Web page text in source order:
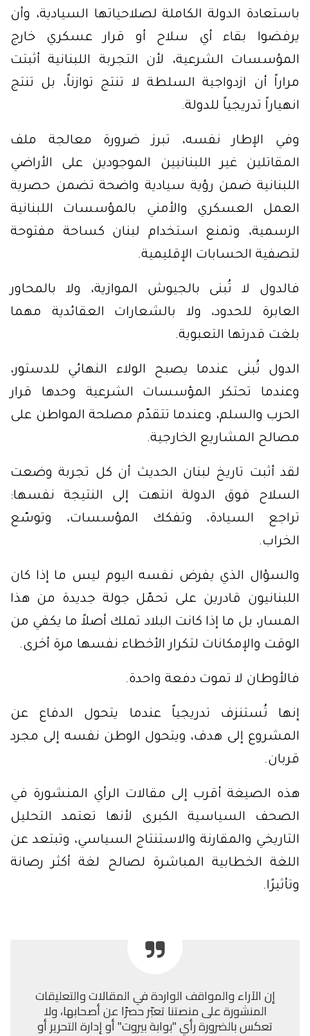
باستعادة الدولة الكاملة لصلاحياتها السيادية، وأن
يرفضوا بقاء أي سلاح أو قرار عسكري خارج
المؤسسات الشرعية، لأن التجربة اللبنانية أثبتت
مراراً أن ازدواجية السلطة لا تنتج توازناً، بل تنتج
انهياراً تدريجياً للدولة.
وفي الإطار نفسه، تبرز ضرورة معالجة ملف
المقاتلين غير اللبنانيين الموجودين على الأراضي
اللبنانية ضمن رؤية سيادية واضحة تضمن حصرية
العمل العسكري والأمني بالمؤسسات اللبنانية
الرسمية، وتمنع استخدام لبنان كساحة مفتوحة
لتصفية الحسابات الإقليمية.
فالدول لا تُبنى بالجيوش الموازية، ولا بالمحاور
العابرة للحدود، ولا بالشعارات العقائدية مهما
بلغت قدرتها التعبوية.
الدول تُبنى عندما يصبح الولاء النهائي للدستور،
وعندما تحتكر المؤسسات الشرعية وحدها قرار
الحرب والسلم، وعندما تتقدّم مصلحة المواطن على
مصالح المشاريع الخارجية.
لقد أثبت تاريخ لبنان الحديث أن كل تجربة وضعت
السلاح فوق الدولة انتهت إلى النتيجة نفسها:
تراجع السيادة، وتفكك المؤسسات، وتوسّع
الخراب.
والسؤال الذي يفرض نفسه اليوم ليس ما إذا كان
اللبنانيون قادرين على تحمّل جولة جديدة من هذا
المسار، بل ما إذا كانت البلاد تملك أصلاً ما يكفي من
الوقت والإمكانات لتكرار الأخطاء نفسها مرة أخرى.
فالأوطان لا تموت دفعة واحدة.
إنها تُستنزف تدريجياً عندما يتحول الدفاع عن
المشروع إلى هدف، ويتحول الوطن نفسه إلى مجرد
قربان.
هذه الصيغة أقرب إلى مقالات الرأي المنشورة في
الصحف السياسية الكبرى لأنها تعتمد التحليل
التاريخي والمقارنة والاستنتاج السياسي، وتبتعد عن
اللغة الخطابية المباشرة لصالح لغة أكثر رصانة
وتأثيرًا.
إن الآراء والمواقف الواردة في المقالات والتعليقات
المنشورة على منصتنا تعبّر حصرًا عن أصحابها، ولا
تعكس بالضرورة رأي "بوابة بيروت" أو إدارة التحرير أو